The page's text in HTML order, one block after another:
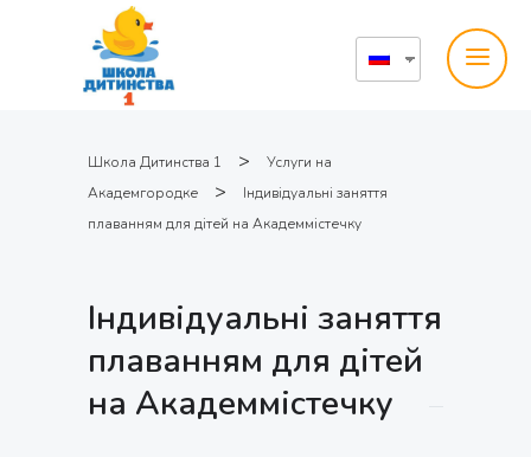
Школа Дитинства 1 >
Услуги на
Академгородке
>
Індивідуальні заняття
плаванням для дітей на Академмістечку
Індивідуальні заняття
плаванням для дітей
на Академмістечку